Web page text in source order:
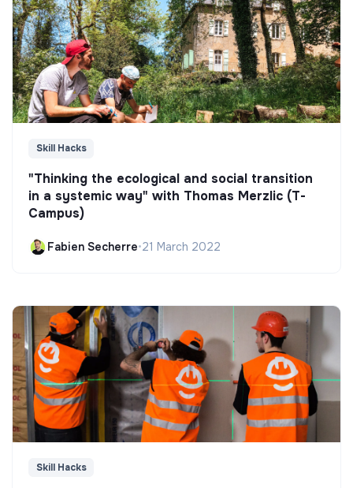
Skill Hacks
"Thinking the ecological and social transition
in a systemic way" with Thomas Merzlic (T-
Campus)
Fabien Secherre•21 March 2022
Skill Hacks